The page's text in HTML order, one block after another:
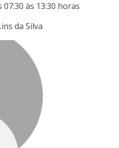
às 13:30 horas
da Silva